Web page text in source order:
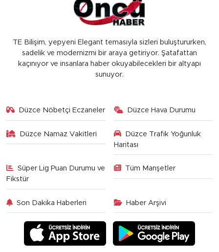
TE Bilişim, yepyeni Elegant temasıyla sizleri buluştururken,
sadelik ve modernizmi bir araya getiriyor. Şatafattan
kaçınıyor ve insanlara haber okuyabilecekleri bir altyapı
sunuyor.
Düzce Nöbetçi Eczaneler Düzce Hava Durumu
Düzce Namaz Vakitleri
Düzce Trafik Yoğunluk
Haritası
Süper Lig Puan Durumu ve
Fikstür
Tüm Manşetler
Son Dakika Haberleri Haber Arşivi